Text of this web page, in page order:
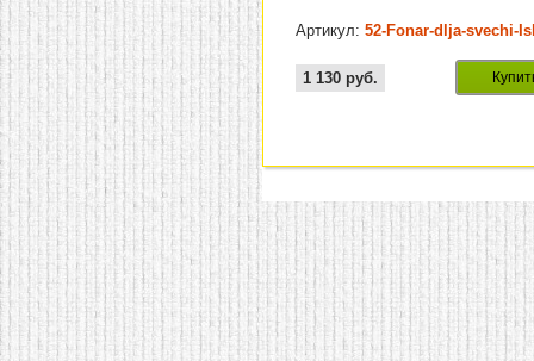
Артикул:52-Fonar-dlja-svechi-
1 130 руб.